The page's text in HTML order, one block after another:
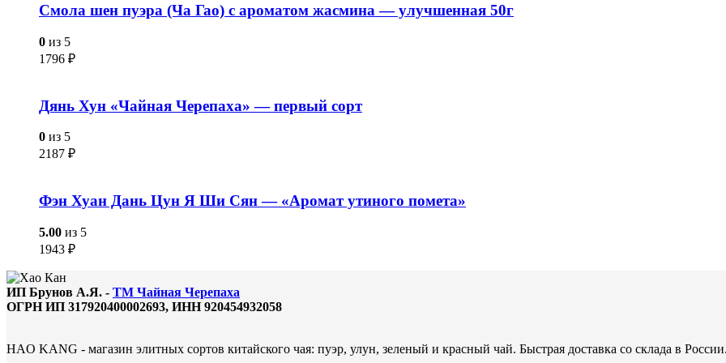
Смола шен пуэра (Ча Гао) с ароматом жасмина — улучшенная 50г
0 из 5
1796 ₽
Дянь Хун «Чайная Черепаха» — первый сорт
0 из 5
2187 ₽
Фэн Хуан Дань Цун Я Ши Сян — «Аромат утиного помета»
5.00 из 5
1943 ₽
ИП Брунов А.Я. - ТМ Чайная Черепаха
ОГРН ИП 317920400002693, ИНН 920454932058
HAO KANG - магазин элитных сортов китайского чая: пуэр, улун, зеленый и красный чай. Быстрая доставка со склада в